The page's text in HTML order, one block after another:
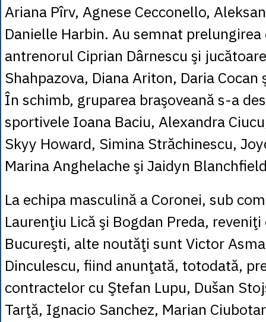
Ariana Pîrv, Agnese Cecconello,
Danielle Harbin. Au semnat
antrenorul Ciprian Dârnescu şi
Shahpazova, Diana Ariton, Daria Cocan
În schimb, gruparea braşoveană s-a
sportivele Ioana Baciu, Alexandra
Skyy Howard, Simina Străchinescu,
Marina Anghelache şi Jaidyn
La echipa masculină a Coronei, sub
Laurenţiu Lică şi Bogdan Preda, reveniţi
Bucureşti, alte noutăţi sunt Victor
Dinculescu, fiind anunţată, totodată,
contractelor cu Ştefan Lupu, Dušan
Tarţă, Ignacio Sanchez, Marian